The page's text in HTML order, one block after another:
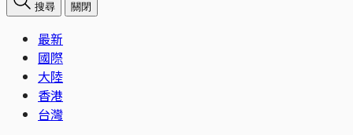
搜尋 關閉
最新
國際
大陸
香港
台灣